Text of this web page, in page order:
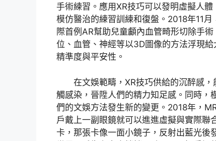
手術練習。應用XR技巧可以發明虛擬人
模仿醫治的練習訓練和復盤。2018年11月
際首例AR幫助兒童顱內血管畸形切除手
位、血管、神經等以3D圖像的方法浮現
精準度與平安性。
在文娛範疇，XR技巧供給的沉醉感
觸感染，晉陞人們的精力知足感。同時，
們的文娛方法發生新的變更。2018年，
戶戴上一副眼鏡就可以進進虛擬與實際聯
卡，那張卡像一面小鏡子，反射出藍光後